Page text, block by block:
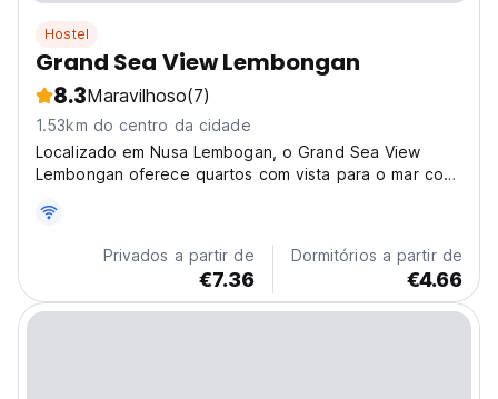
Hostel
Grand Sea View Lembongan
8.3Maravilhoso(7)
1.53km do centro da cidade
Localizado em Nusa Lembogan, o Grand Sea View
Lembongan oferece quartos com vista para o mar com
Privados a partir de
€7.36
Dormitórios a partir de
€4.66